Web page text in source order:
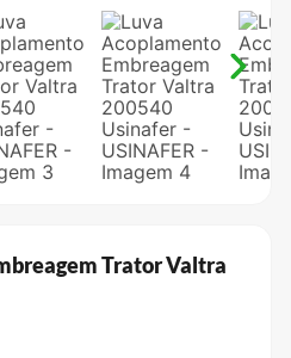
Trator Valtra